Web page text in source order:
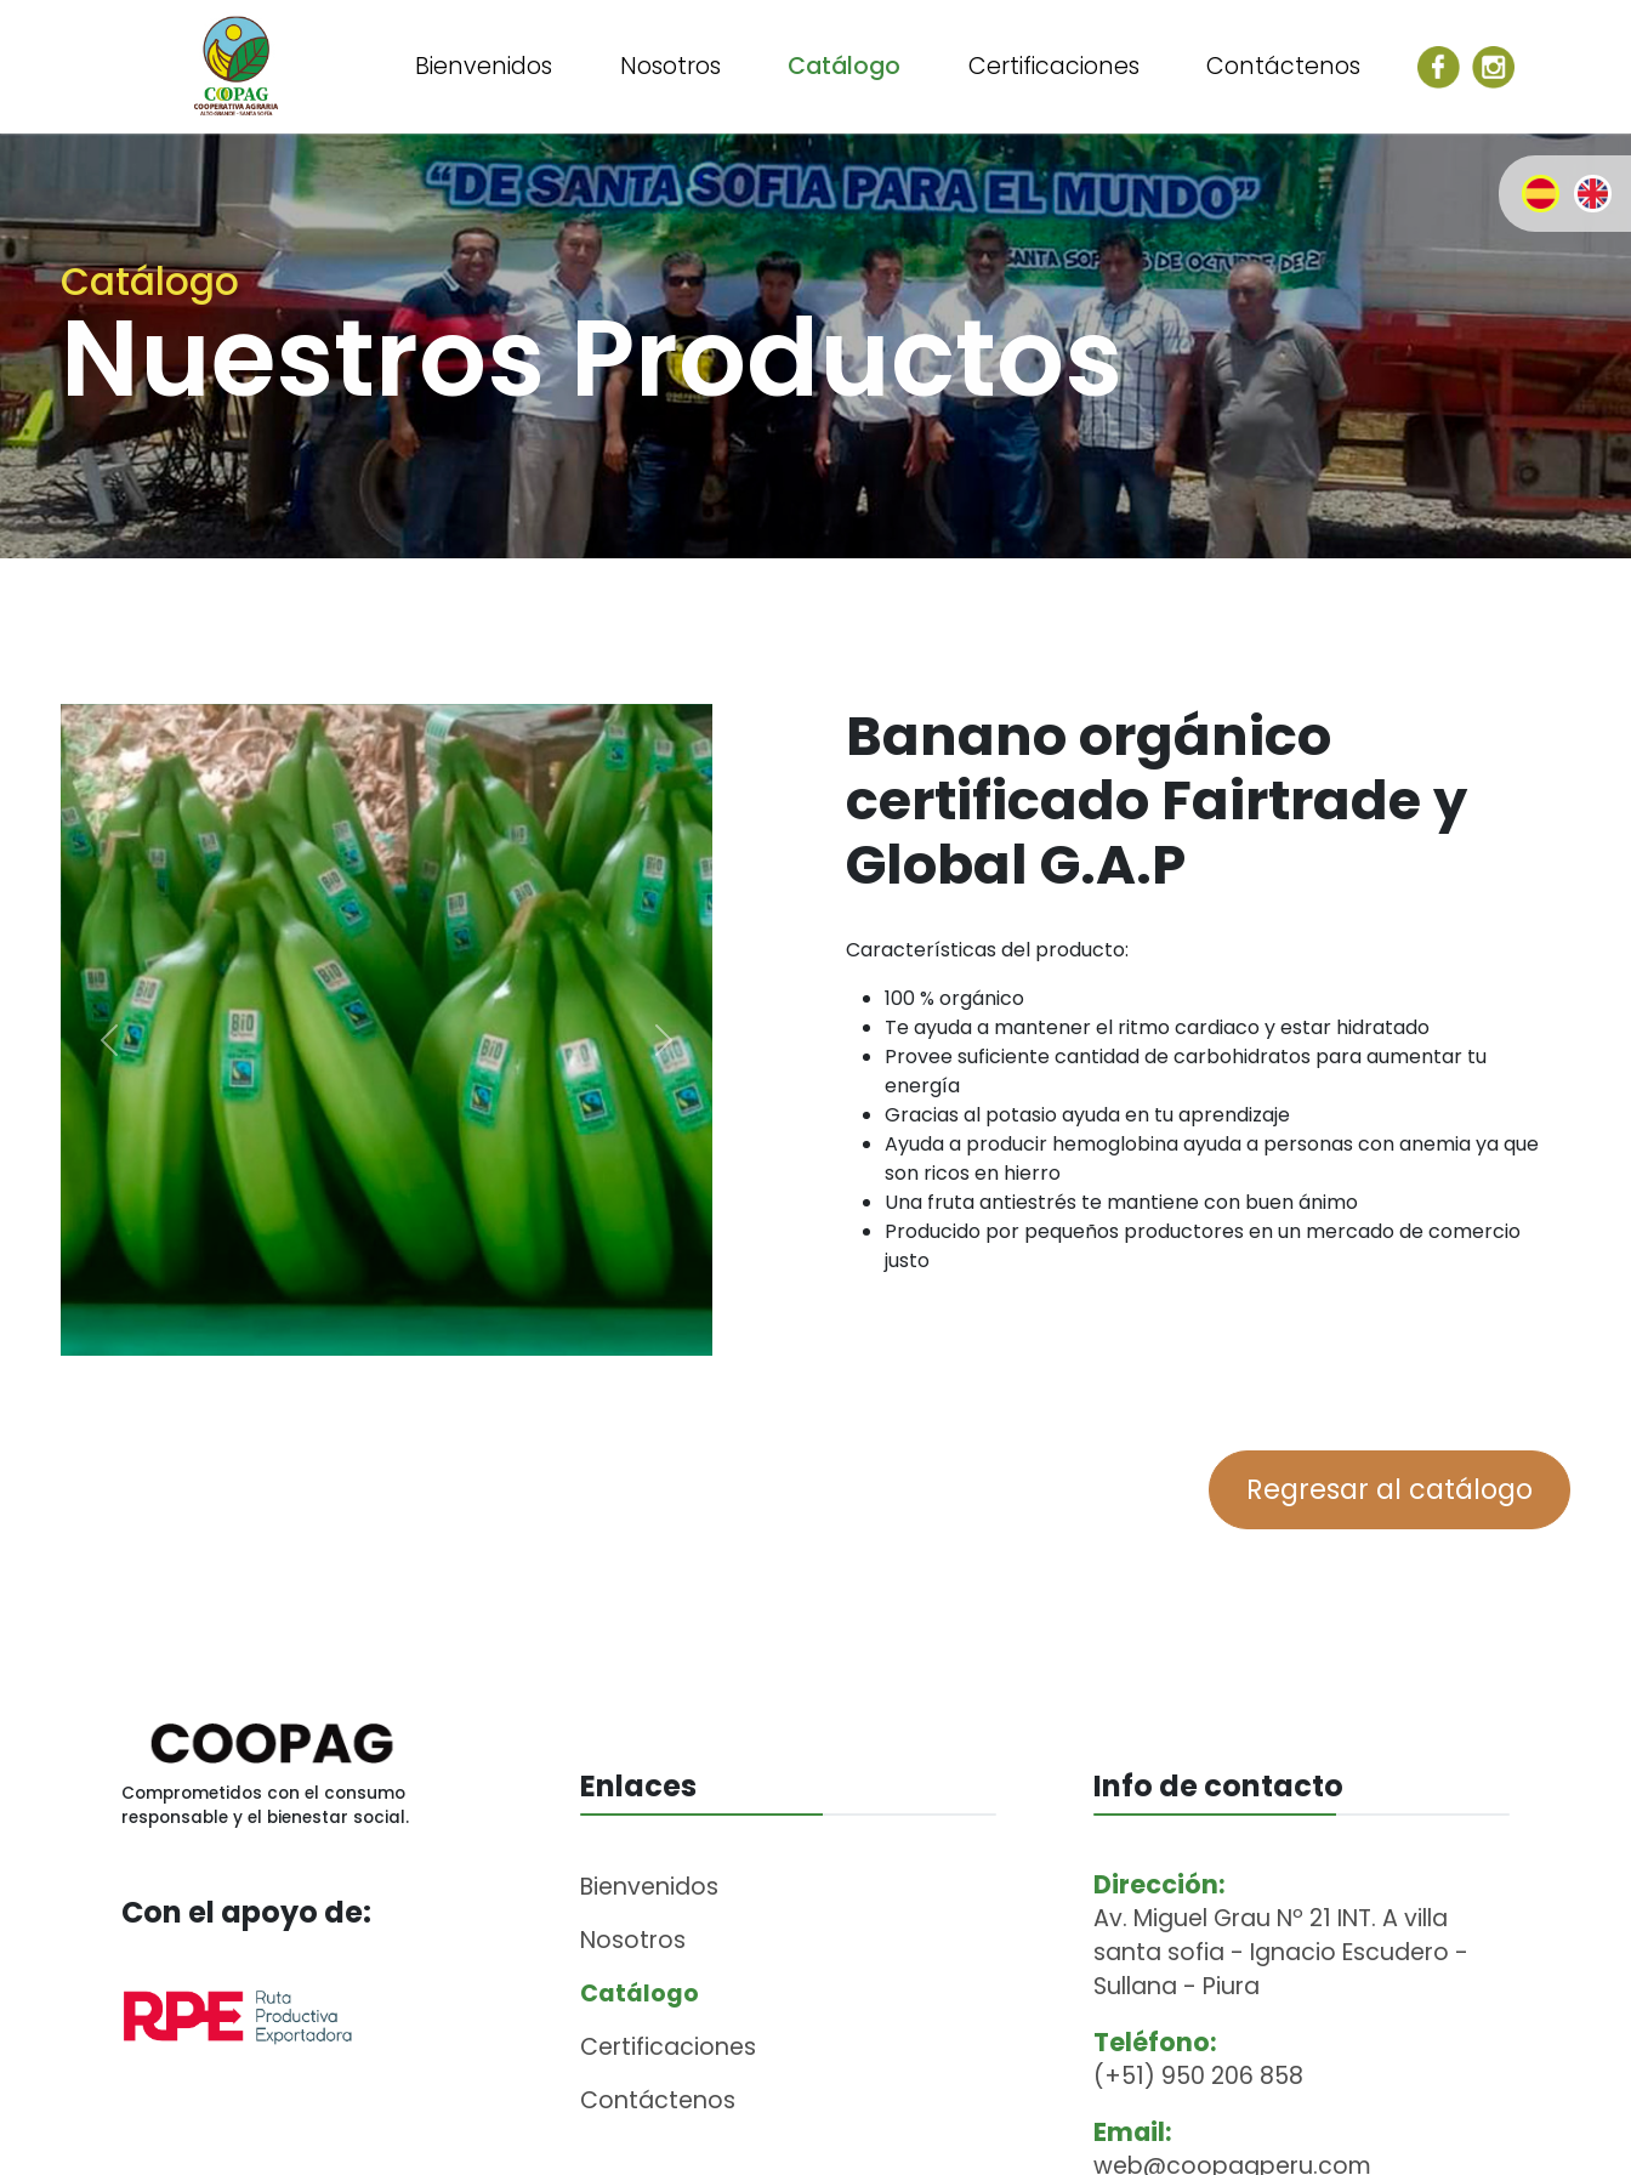
Bienvenidos Nosotros Catálogo Certificaciones Contáctenos
Catálogo
Nuestros Productos
Previous Next
Banano orgánico
certificado Fairtrade y
Global G.A.P
Características del producto:
100 % orgánico
Te ayuda a mantener el ritmo cardiaco y estar hidratado
Provee suficiente cantidad de carbohidratos para aumentar tu
energía
Gracias al potasio ayuda en tu aprendizaje
Ayuda a producir hemoglobina ayuda a personas con anemia ya que
son ricos en hierro
Una fruta antiestrés te mantiene con buen ánimo
Producido por pequeños productores en un mercado de comercio
justo
Regresar al catálogo
Comprometidos con el consumo
responsable y el bienestar social.
Con el apoyo de:
Enlaces
Bienvenidos
Nosotros
Catálogo
Certificaciones
Contáctenos
Info de contacto
Dirección:
Av. Miguel Grau Nº 21 INT. A villa
santa sofia - Ignacio Escudero -
Sullana - Piura
Teléfono:
(+51) 950 206 858
Email:
web@coopagperu.com